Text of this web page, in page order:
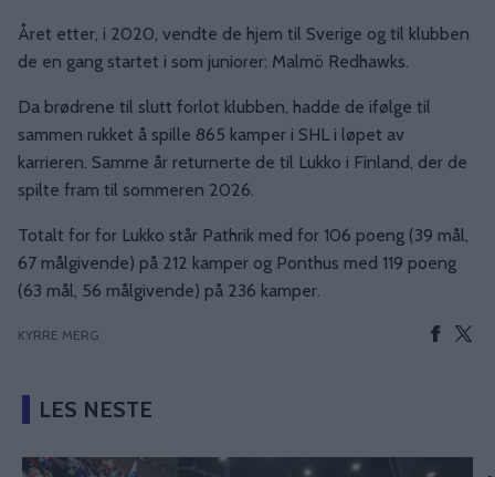
Året etter, i 2020, vendte de hjem til Sverige og til klubben
de en gang startet i som juniorer: Malmö Redhawks.
Da brødrene til slutt forlot klubben, hadde de ifølge til
sammen rukket å spille 865 kamper i SHL i løpet av
karrieren. Samme år returnerte de til Lukko i Finland, der de
spilte fram til sommeren 2026.
Totalt for for Lukko står Pathrik med for 106 poeng (39 mål,
67 målgivende) på 212 kamper og Ponthus med 119 poeng
(63 mål, 56 målgivende) på 236 kamper.
KYRRE MERG
LES NESTE